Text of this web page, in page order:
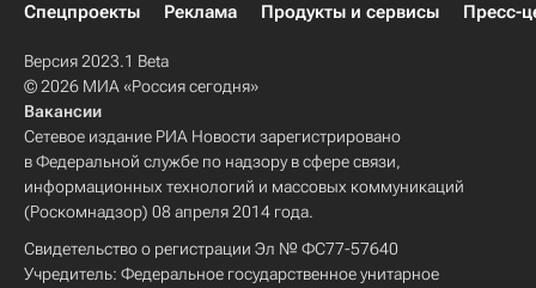
Спецпроекты
Реклама Продукты и сервисы Пресс-
Версия 2023.1 Beta
© 2026 МИА «Россия сегодня»
Вакансии
Сетевое издание РИА Новости зарегистрировано
в Федеральной службе по надзору в сфере связи,
информационных технологий и массовых коммуникаций
(Роскомнадзор) 08 апреля 2014 года.
Свидетельство о регистрации Эл № ФС77-57640
Учредитель: Федеральное государственное унитарное